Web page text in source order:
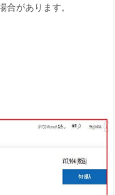
があります。